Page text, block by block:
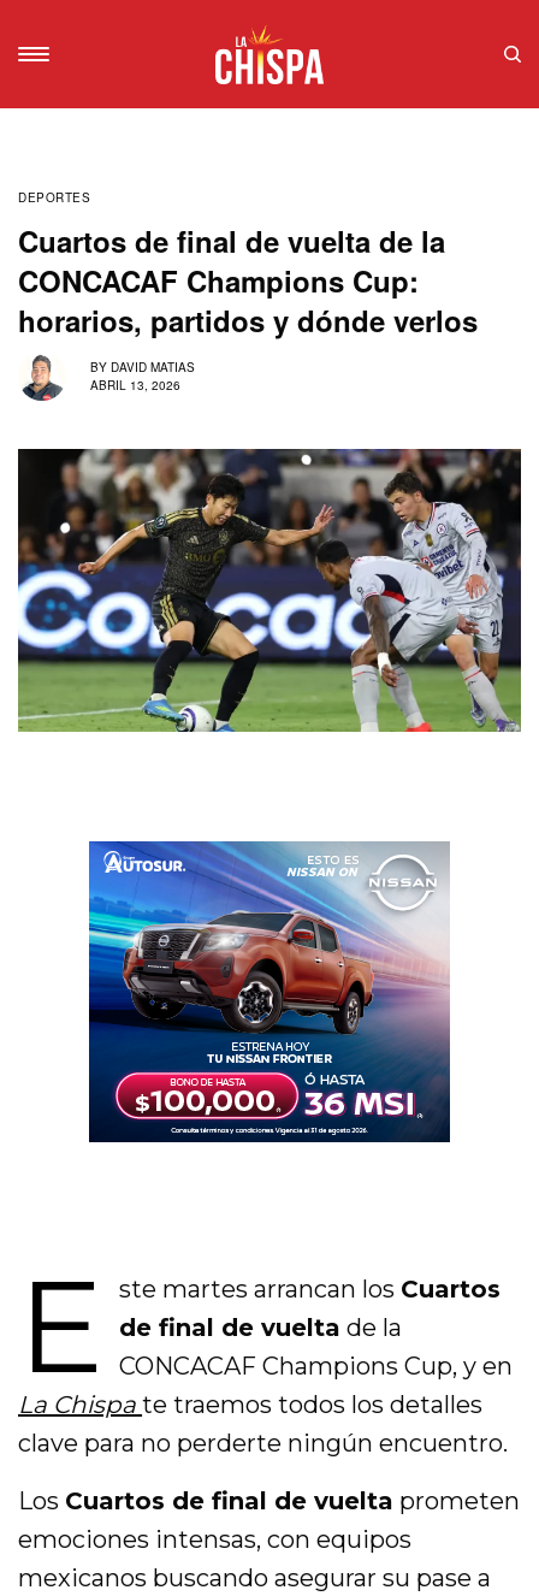
DEPORTES
Cuartos de final de vuelta de la
CONCACAF Champions Cup:
horarios, partidos y dónde verlos
BY DAVID MATIAS
ABRIL 13, 2026
E ste martes arrancan los Cuartos
de final de vuelta de la
CONCACAF Champions Cup, y en
La Chispa te traemos todos los detalles
clave para no perderte ningún encuentro.
Los Cuartos de final de vuelta prometen
emociones intensas, con equipos
mexicanos buscando asegurar su pase a